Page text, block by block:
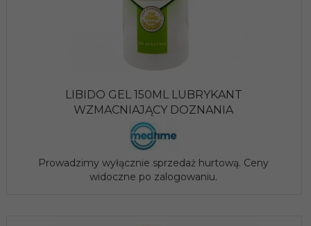
LIBIDO GEL 150ML LUBRYKANT
WZMACNIAJĄCY DOZNANIA
Prowadzimy wyłącznie sprzedaż hurtową. Ceny
widoczne po zalogowaniu.